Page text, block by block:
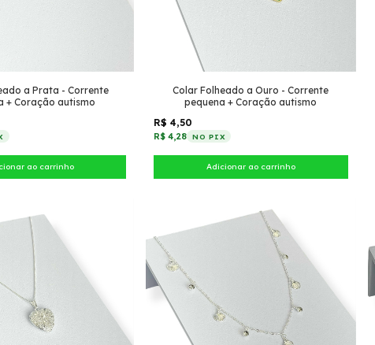
a Prata - Corrente
+ Coração autismo
Colar Folheado a Ouro - Corrente
pequena + Coração autismo
R$ 4,50
R$ 4,28 NO PIX